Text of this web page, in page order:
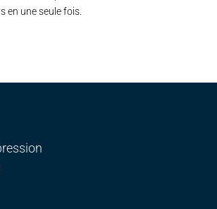
en une seule fois.